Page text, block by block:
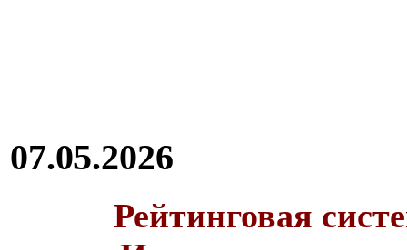
07.05.2026
Рейтинговая